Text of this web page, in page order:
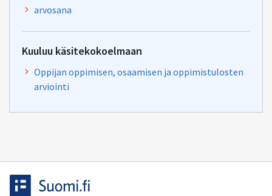
arvosana
Kuuluu käsitekokoelmaan
Oppijan oppimisen, osaamisen ja oppimistulosten
arviointi